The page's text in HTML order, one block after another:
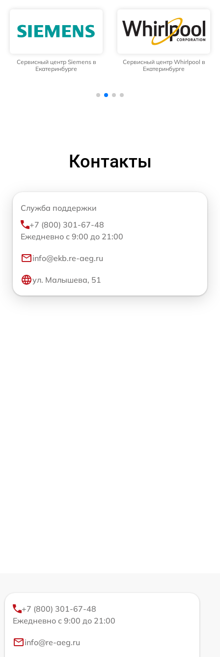
Сервисный центр Siemens в
Екатеринбурге
Сервисный центр Whirlpool в
Екатеринбурге
Контакты
Служба поддержки
+7 (800) 301-67-48
Ежедневно с 9:00 до 21:00
info@ekb.re-aeg.ru
ул. Малышева, 51
+7 (800) 301-67-48
Ежедневно с 9:00 до 21:00
info@re-aeg.ru